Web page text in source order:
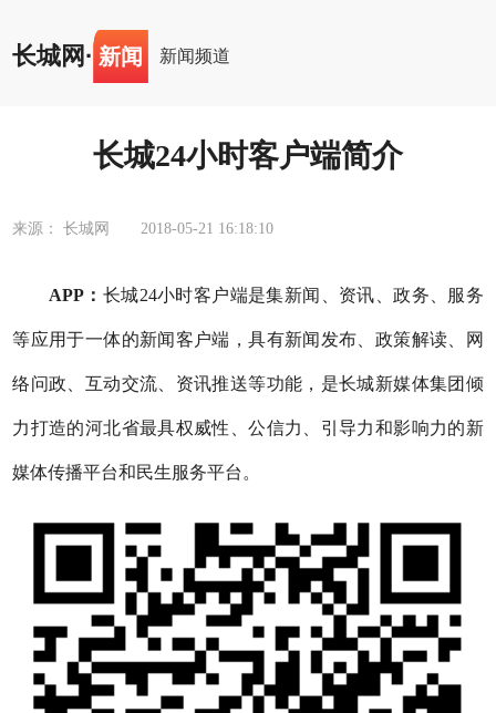
长城网 · 新闻 新闻频道
长城24小时客户端简介
来源： 长城网 2018-05-21 16:18:10
APP： 长城24小时客户端是集新闻、资讯、政务、服务
等应用于一体的新闻客户端，具有新闻发布、政策解读、网
络问政、互动交流、资讯推送等功能，是长城新媒体集团倾
力打造的河北省最具权威性、公信力、引导力和影响力的新
媒体传播平台和民生服务平台。